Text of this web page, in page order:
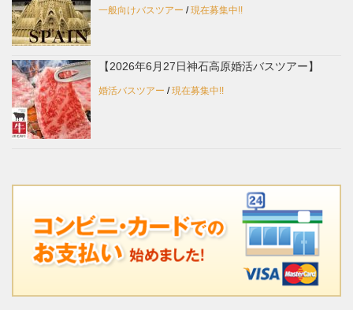
一般向けバスツアー /現在募集中!!
【2026年6月27日神石高原婚活バスツアー】
婚活バスツアー /現在募集中!!